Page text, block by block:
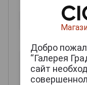
Добро
“Галерея
сайт